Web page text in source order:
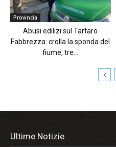
Provincia
Abusi edilizi sul Tartaro
Fabbrezza: crolla la sponda del
fiume, tre...
Ultime Notizie